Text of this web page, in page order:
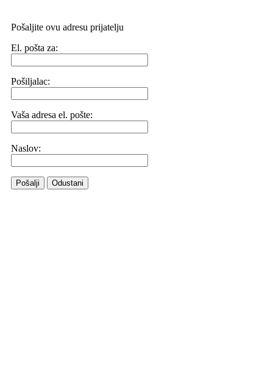
Pošaljite ovu adresu prijatelju
El. pošta za:
Pošiljalac:
Vaša adresa el. pošte:
Naslov:
Pošalji Odustani